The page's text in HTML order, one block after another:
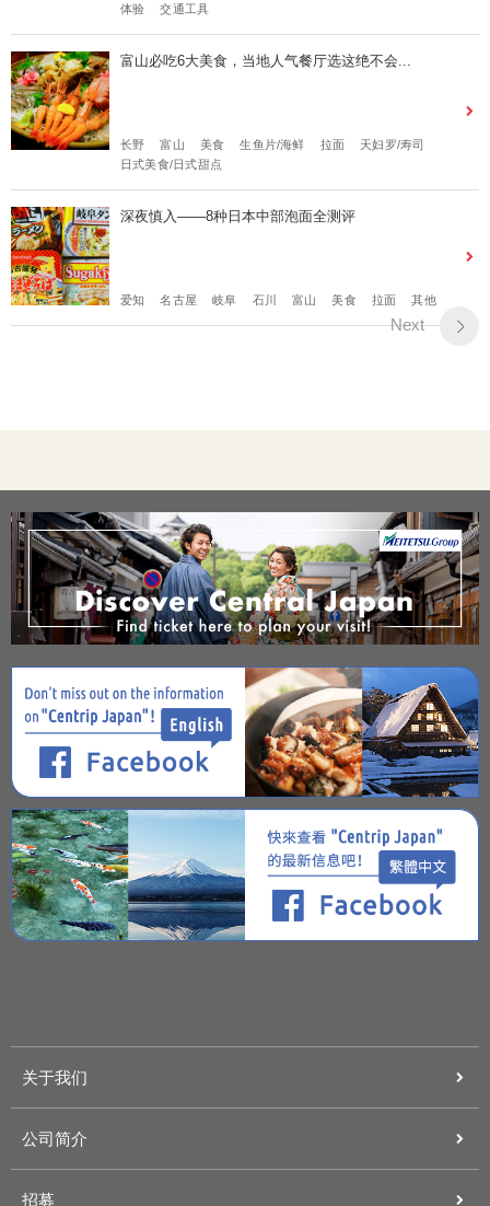
体验
交通工具
富山必吃6大美食，当地人气餐厅选这绝不会...
长野 富山 美食 生鱼片/海鲜 拉面
天妇罗/寿司
日式美食/日式甜点
深夜慎入——8种日本中部泡面全测评
爱知 名古屋 岐阜 石川 富山 美食 拉面 其他
Next
关于我们
公司简介
招募